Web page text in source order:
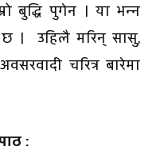
बुद्धि पुगेन । या भन्न
छ । उहिलै मरिन् सासु,
चरित्र बारेमा
: